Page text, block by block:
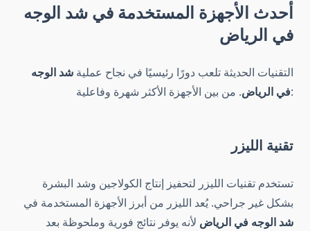
أحدث الأجهزة المستخدمة في شد الوجه
في الرياض
التقنيات الحديثة تلعب دورًا رئيسيًا في نجاح عملية شد الوجه
في الرياض. من بين الأجهزة الأكثر شهرة وفاعلية:
تقنية الليزر
تستخدم تقنيات الليزر لتحفيز إنتاج الكولاجين وشد البشرة
بشكل غير جراحي. يُعد الليزر من أبرز الأجهزة المستخدمة في
شد الوجه في الرياض لأنه يوفر نتائج فورية وملحوظة بعد